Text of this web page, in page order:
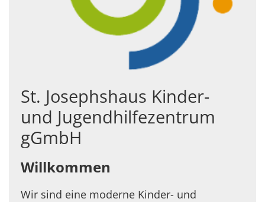
St. Josephshaus Kinder-
und Jugendhilfezentrum
gGmbH
Willkommen
Wir sind eine moderne Kinder- und